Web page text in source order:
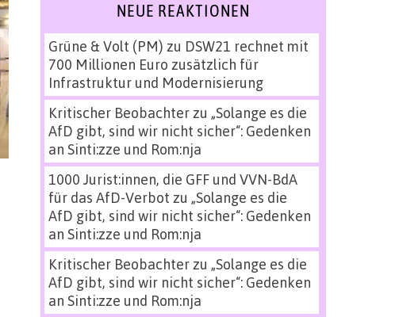
NEUE REAKTIONEN
Grüne & Volt (PM) zu DSW21 rechnet mit
700 Millionen Euro zusätzlich für
Infrastruktur und Modernisierung
Kritischer Beobachterzu „Solange es die
AfD gibt, sind wir nicht sicher“: Gedenken
an Sinti:zze und Rom:nja
1000 Jurist:innen, die GFF und VVN-BdA
für das AfD-Verbot zu „Solange es die
AfD gibt, sind wir nicht sicher“: Gedenken
an Sinti:zze und Rom:nja
Kritischer Beobachterzu „Solange es die
AfD gibt, sind wir nicht sicher“: Gedenken
an Sinti:zze und Rom:nja